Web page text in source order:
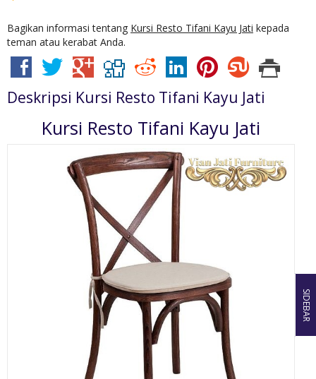
Bagikan informasi tentang Kursi Resto Tifani Kayu Jati kepada
teman atau kerabat Anda.
Deskripsi Kursi Resto Tifani Kayu Jati
Kursi Resto Tifani Kayu Jati
SIDEBAR